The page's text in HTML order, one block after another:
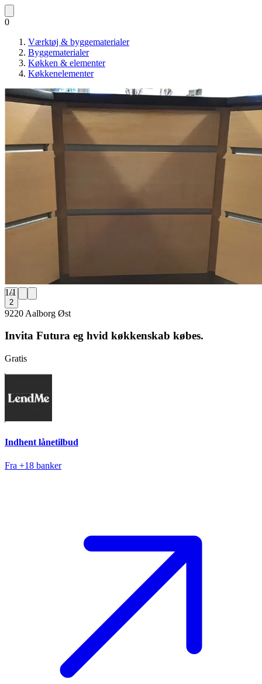
0
Værktøj & byggematerialer
Byggematerialer
Køkken & elementer
Køkkenelementer
1/1
2
9220 Aalborg Øst
Invita Futura eg hvid køkkenskab købes.
Gratis
Indhent lånetilbud
Fra +18 banker